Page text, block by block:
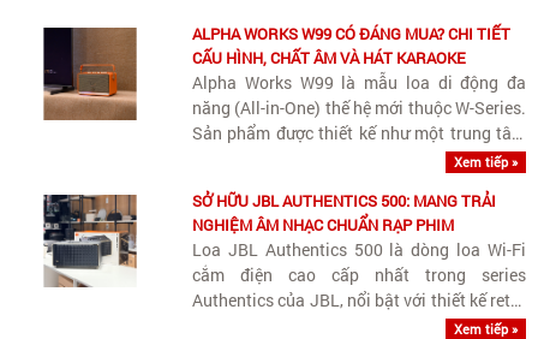
ALPHA WORKS W99 CÓ ĐÁNG MUA? CHI TIẾT
CẤU HÌNH, CHẤT ÂM VÀ HÁT KARAOKE
Alpha Works W99 là mẫu loa di động đa
năng (All-in-One) thế hệ mới thuộc W-Series.
Sản phẩm được thiết kế như một trung tâm
giải trí di động thu nhỏ cho gia đình, kết hợp
cao, hát karaoke tiện..
Xem tiếp »
SỞ HỮU JBL AUTHENTICS 500: MANG TRẢI
NGHIỆM ÂM NHẠC CHUẨN RẠP PHIM
Loa JBL Authentics 500 là dòng loa Wi-Fi
cắm điện cao cấp nhất trong series
Authentics của JBL, nổi bật với thiết kế retro
Quadrex, công suất khủng 270W và khả
Xem tiếp »